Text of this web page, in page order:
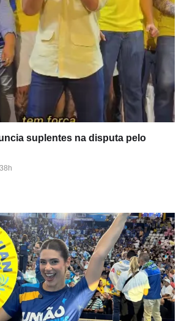
suplentes na disputa pelo